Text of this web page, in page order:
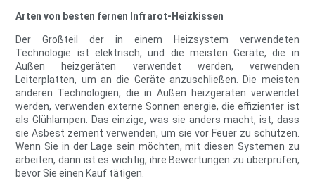
Arten von besten fernen Infrarot-Heizkissen
Der Großteil der in einem Heizsystem verwendeten
Technologie ist elektrisch, und die meisten Geräte, die in
Außen heizgeräten verwendet werden, verwenden
Leiterplatten, um an die Geräte anzuschließen. Die meisten
anderen Technologien, die in Außen heizgeräten verwendet
werden, verwenden externe Sonnen energie, die effizienter ist
als Glühlampen. Das einzige, was sie anders macht, ist, dass
sie Asbest zement verwenden, um sie vor Feuer zu schützen.
Wenn Sie in der Lage sein möchten, mit diesen Systemen zu
arbeiten, dann ist es wichtig, ihre Bewertungen zu überprüfen,
bevor Sie einen Kauf tätigen.